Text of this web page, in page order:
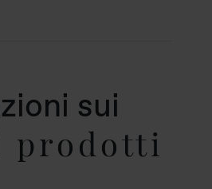
sui
prodotti